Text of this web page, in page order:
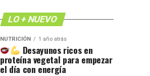
LO + NUEVO
NUTRICIÓN 1 año atrás
Desayunos ricos en
proteína vegetal para empezar
el día con energía